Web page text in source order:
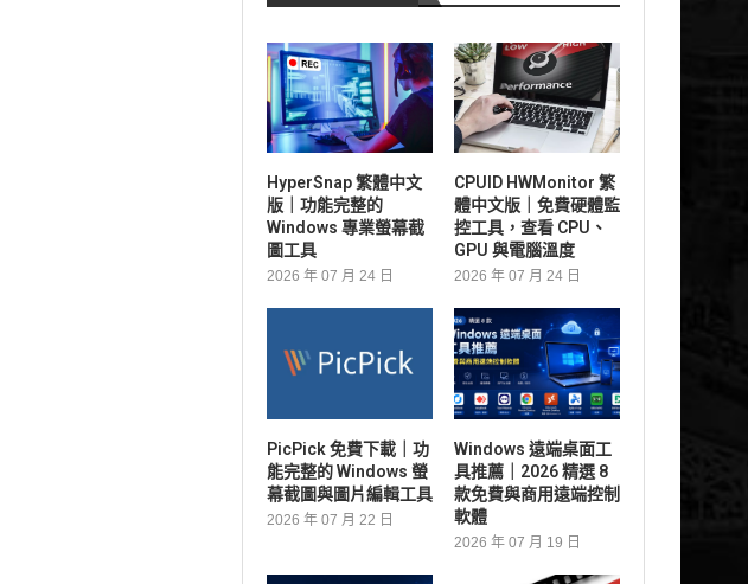
HyperSnap 繁體中文
版｜功能完整的
Windows 專業螢幕截
圖工具
2026 年 07 月 24 日
CPUID HWMonitor 繁
體中文版｜免費硬體監
控工具，查看 CPU、
GPU 與電腦溫度
2026 年 07 月 24 日
PicPick 免費下載｜功
能完整的 Windows 螢
幕截圖與圖片編輯工具
2026 年 07 月 22 日
Windows 遠端桌面工
具推薦｜2026 精選 8
款免費與商用遠端控制
軟體
2026 年 07 月 19 日